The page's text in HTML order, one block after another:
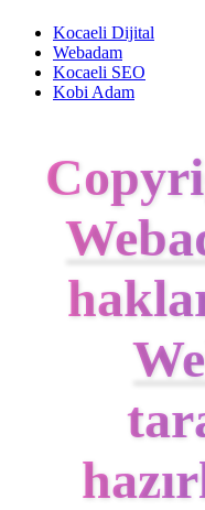
Kocaeli Dijital
Webadam
Kocaeli SEO
Kobi Adam